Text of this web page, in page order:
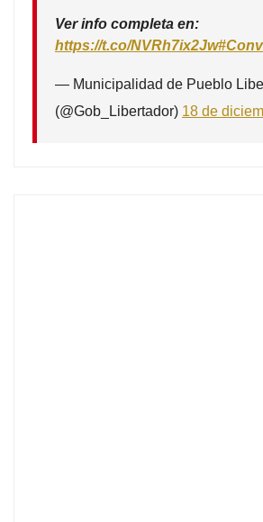
Ver info completa en:
https://t.co/NVRh7ix2Jw
— Municipalidad de Pueblo
(@Gob_Libertador) 18 de